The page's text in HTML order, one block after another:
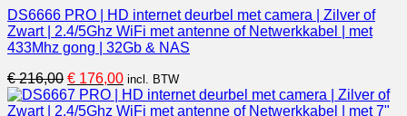
DS6666 PRO | HD internet deurbel met camera | Zilver of
Zwart | 2.4/5Ghz WiFi met antenne of Netwerkkabel | met
433Mhz gong | 32Gb & NAS
€216,00 Oorspronkelijke
prijs
was:
€ 176,00Huidige
prijs
is:
incl. BTW